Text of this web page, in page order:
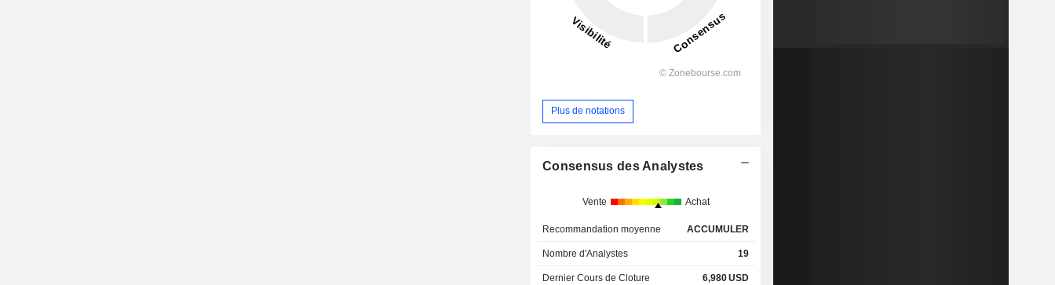
Plus de notations
Consensus des Analystes
Vente Achat
Recommandation moyenne ACCUMULER
Nombre d'Analystes 19
Dernier Cours de Cloture 6,980USD